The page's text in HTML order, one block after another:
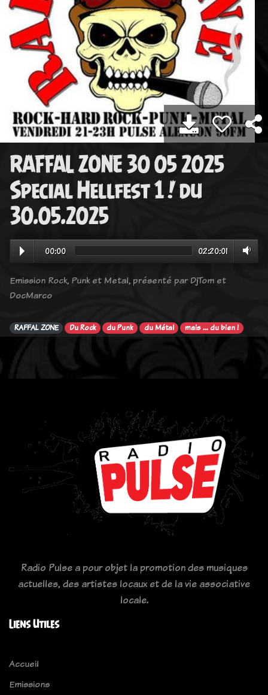
RAFFAL ZONE 30 05 2025
Special Hellfest 1 ! du
30.05.2025
00:00 02:20:01
Emission Rock, Punk et Metal, présenté par DjTom et
DocMarco
RAFFAL ZONE Du Rock du Punk du Métal mais ... du bien !
Radio Pulse a pour objet la promotion des musiques
actuelles, des artistes locaux et de la vie associative
locale.
Liens Utiles
Accueil
Emissions